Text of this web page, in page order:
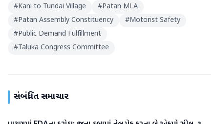
#Kani to Tundai Village #Patan MLA
#Patan Assembly Constituency #Motorist Safety
#Public Demand Fulfillment
#Taluka Congress Committee
સંબંધિત સમાચાર